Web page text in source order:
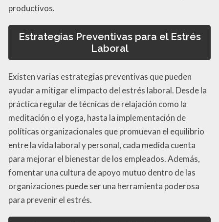
productivos.
Estrategias Preventivas para el Estrés
Laboral
Existen varias estrategias preventivas que pueden
ayudar a mitigar el impacto del estrés laboral. Desde la
práctica regular de técnicas de relajación como la
meditación o el yoga, hasta la implementación de
políticas organizacionales que promuevan el equilibrio
entre la vida laboral y personal, cada medida cuenta
para mejorar el bienestar de los empleados. Además,
fomentar una cultura de apoyo mutuo dentro de las
organizaciones puede ser una herramienta poderosa
para prevenir el estrés.